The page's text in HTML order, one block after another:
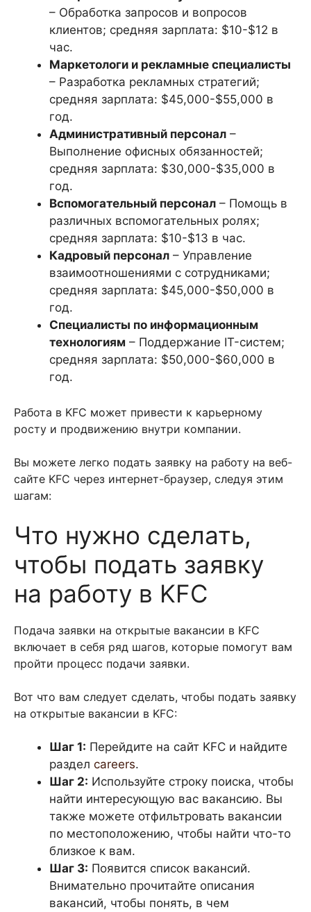
– Обработка запросов и вопросов
клиентов; средняя зарплата: $10-$12 в
час.
Маркетологи и рекламные специалисты
– Разработка рекламных стратегий;
средняя зарплата: $45,000-$55,000 в
год.
Административный персонал –
Выполнение офисных обязанностей;
средняя зарплата: $30,000-$35,000 в
год.
Вспомогательный персонал – Помощь в
различных вспомогательных ролях;
средняя зарплата: $10-$13 в час.
Кадровый персонал – Управление
взаимоотношениями с сотрудниками;
средняя зарплата: $45,000-$50,000 в
год.
Специалисты по информационным
технологиям – Поддержание IT-систем;
средняя зарплата: $50,000-$60,000 в
год.
Работа в KFC может привести к карьерному
росту и продвижению внутри компании.
Вы можете легко подать заявку на работу на веб-
сайте KFC через интернет-браузер, следуя этим
шагам:
Что нужно сделать,
чтобы подать заявку
на работу в KFC
Подача заявки на открытые вакансии в KFC
включает в себя ряд шагов, которые помогут вам
пройти процесс подачи заявки.
Вот что вам следует сделать, чтобы подать заявку
на открытые вакансии в KFC:
Шаг 1: Перейдите на сайт KFC и найдите
раздел careers.
Шаг 2: Используйте строку поиска, чтобы
найти интересующую вас вакансию. Вы
также можете отфильтровать вакансии
по местоположению, чтобы найти что-то
близкое к вам.
Шаг 3: Появится список вакансий.
Внимательно прочитайте описания
вакансий, чтобы понять, в чем